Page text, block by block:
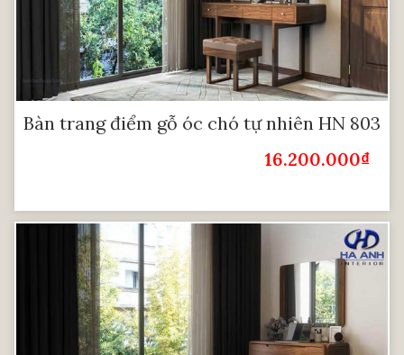
Bàn trang điểm gỗ óc chó tự nhiên HN 803
16.200.000₫